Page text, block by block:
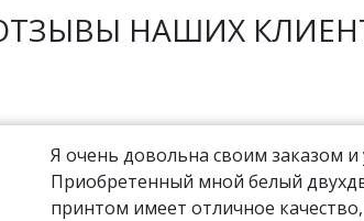
НАШИХ
Я очень довольна своим заказом
Приобретенный мной белый
принтом имеет отличное